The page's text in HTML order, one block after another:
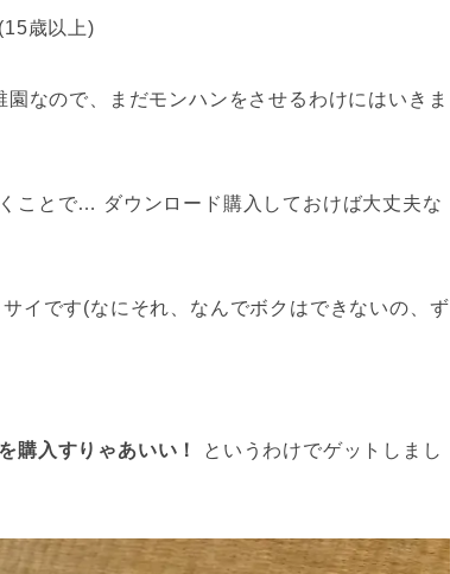
歳以上)
なので、まだモンハンをさせるわけにはいきま
ことで… ダウンロード購入しておけば大丈夫な
イです(なにそれ、なんでボクはできないの、ず
購入すりゃあいい！
というわけでゲットしまし